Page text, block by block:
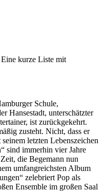
kurze Liste mit
Schule,
Hansestadt, unterschätzter
ist zurückgekehrt.
zusteht. Nicht, dass er
letzten Lebenszeichen
sind immerhin vier Jahre
die Begemann nun
umfangreichsten Album
zelebriert Pop als
Ensemble im großen Saal